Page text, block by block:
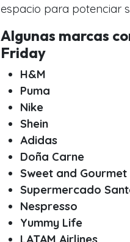
espacio para potenciar
Algunas marcas
Friday
H&M
Puma
Nike
Shein
Adidas
Doña Carne
Sweet and Gourmet
Supermercado
Nespresso
Yummy Life
LATAM Airlines